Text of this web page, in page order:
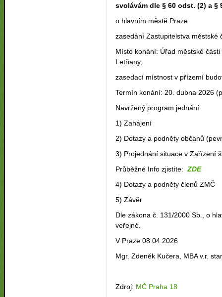
svolávám dle § 60 odst. (2) a §
o hlavním městě Praze
zasedání Zastupitelstva městské
Místo konání: Úřad městské
Letňany;
zasedací místnost v přízemí
Termín konání: 20. dubna 2026
Navržený program jednání:
1) Zahájení
2) Dotazy a podněty občanů
3) Projednání situace v
Průběžné Info zjistíte: ZDE
4) Dotazy a podněty členů ZMČ
5) Závěr
Dle zákona č. 131/2000 Sb., o
veřejné.
V Praze 08.04.2026
Mgr. Zdeněk Kučera, MBA v.r.
Zdroj: MČ Praha 18